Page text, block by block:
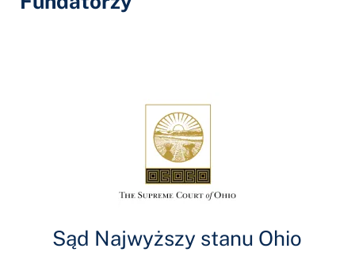
Sąd Najwyższy stanu Ohio